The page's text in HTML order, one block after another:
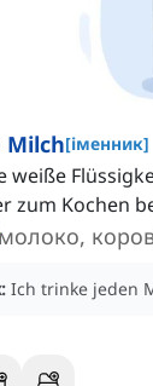
Milch[іменник]
weiße
zum Kochen
молоко,
Ich trinke jeden